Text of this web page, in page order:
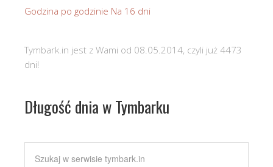
Godzina po godzinie Na 16 dni
Tymbark.in jest z Wami od 08.05.2014, czyli już 4473
dni!
Długość dnia w Tymbarku